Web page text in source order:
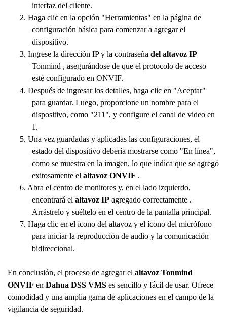
interfaz del cliente.
2. Haga clic en la opción "Herramientas" en la página de
configuración básica para comenzar a agregar el
dispositivo.
3. Ingrese la dirección IP y la contraseña del altavoz IP
Tonmind , asegurándose de que el protocolo de acceso
esté configurado en ONVIF.
4. Después de ingresar los detalles, haga clic en "Aceptar"
para guardar. Luego, proporcione un nombre para el
dispositivo, como "211", y configure el canal de video en
1.
5. Una vez guardadas y aplicadas las configuraciones, el
estado del dispositivo debería mostrarse como "En línea",
como se muestra en la imagen, lo que indica que se agregó
exitosamente el altavoz ONVIF .
6. Abra el centro de monitores y, en el lado izquierdo,
encontrará el altavoz IP agregado correctamente .
Arrástrelo y suéltelo en el centro de la pantalla principal.
7. Haga clic en el ícono del altavoz y el ícono del micrófono
para iniciar la reproducción de audio y la comunicación
bidireccional.
En conclusión, el proceso de agregar el altavoz Tonmind
ONVIF en Dahua DSS VMS es sencillo y fácil de usar. Ofrece
comodidad y una amplia gama de aplicaciones en el campo de la
vigilancia de seguridad.